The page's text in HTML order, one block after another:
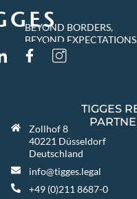
BEYOND BORDERS,
BEYOND
TIGGES
Zollhof 8
40221 Düsseldorf
Deutschland
info@tigges.legal
+49 (0)211 8687-0